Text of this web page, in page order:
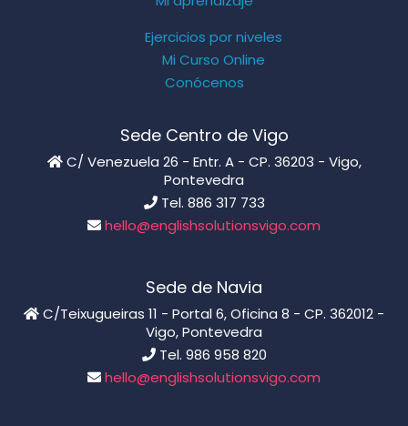
Ejercicios por niveles
Mi Curso Online
Conócenos
Sede Centro de Vigo
C/ Venezuela 26 - Entr. A - CP. 36203 - Vigo,
Pontevedra
Tel. 886 317 733
hello@englishsolutionsvigo.com
Sede de Navia
C/Teixugueiras 11 - Portal 6, Oficina 8 - CP. 362012 -
Vigo, Pontevedra
Tel. 986 958 820
hello@englishsolutionsvigo.com